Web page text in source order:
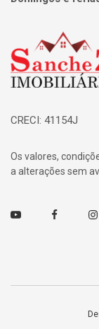
Página inicial
CRECI: 41154J
Os valores,
a alterações sem
Youtube Facebook